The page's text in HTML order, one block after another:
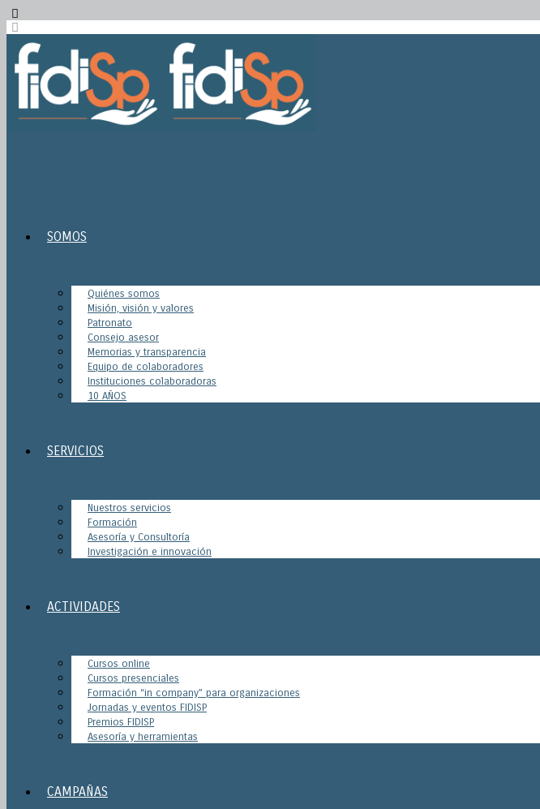
SOMOS
Quiénes somos
Misión, visión y valores
Patronato
Consejo asesor
Memorias y transparencia
Equipo de colaboradores
Instituciones colaboradoras
10 AÑOS
SERVICIOS
Nuestros servicios
Formación
Asesoría y Consultoría
Investigación e innovación
ACTIVIDADES
Cursos online
Cursos presenciales
Formación “in company” para organizaciones
Jornadas y eventos FIDISP
Premios FIDISP
Asesoría y herramientas
CAMPAÑAS